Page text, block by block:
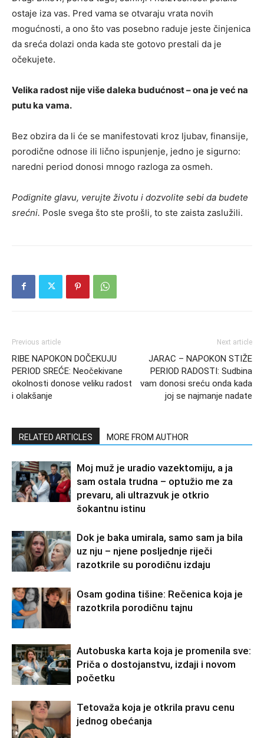
ostaje iza vas. Pred vama se otvaraju vrata novih
mogućnosti, a ono što vas posebno raduje jeste činjenica
da sreća dolazi onda kada ste gotovo prestali da je
očekujete.
Velika radost nije više daleka budućnost – ona je već na
putu ka vama.
Bez obzira da li će se manifestovati kroz ljubav, finansije,
porodične odnose ili lično ispunjenje, jedno je sigurno:
naredni period donosi mnogo razloga za osmeh.
Podignite glavu, verujte životu i dozvolite sebi da budete
srećni. Posle svega što ste prošli, to ste zaista zaslužili.
Previous article
RIBE NAPOKON DOČEKUJU
PERIOD SREĆE: Neočekivane
okolnosti donose veliku radost
i olakšanje
Next article
JARAC – NAPOKON STIŽE
PERIOD RADOSTI: Sudbina
vam donosi sreću onda kada
joj se najmanje nadate
RELATED ARTICLES MORE FROM AUTHOR
Moj muž je uradio vazektomiju, a ja
sam ostala trudna – optužio me za
prevaru, ali ultrazvuk je otkrio
šokantnu istinu
Dok je baka umirala, samo sam ja bila
uz nju – njene posljednje riječi
razotkrile su porodičnu izdaju
Osam godina tišine: Rečenica koja je
razotkrila porodičnu tajnu
Autobuska karta koja je promenila sve:
Priča o dostojanstvu, izdaji i novom
početku
Tetovaža koja je otkrila pravu cenu
jednog obećanja